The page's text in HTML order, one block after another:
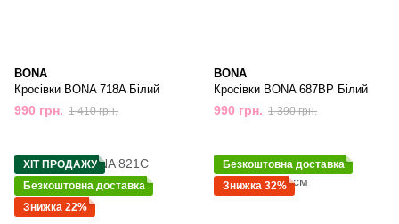
BONA
Кросівки BONA 718A Білий
990 грн. 1 410 грн.
BONA
Кросівки BONA 687BP Білий
990 грн. 1 390 грн.
ХІТ ПРОДАЖУ
Безкоштовна доставка
Знижка 22%
Безкоштовна доставка
Знижка 32%